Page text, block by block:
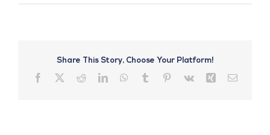
Share This Story, Choose Your Platform!
Facebook RedditLinkedInWhatsApp
Tumblr Pinterest
Vk Xing Correo